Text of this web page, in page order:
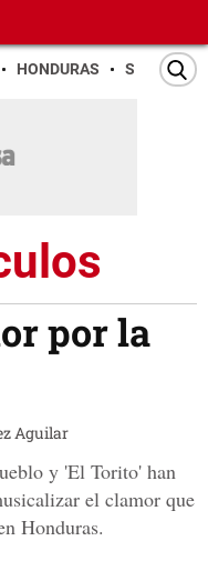
HONDURAS SAN PEDRO
por la
Aguilar
y 'El Torito' han
el clamor que
Honduras.